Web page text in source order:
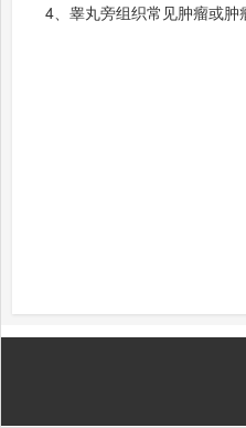
4、 睾丸旁组织常见肿瘤或